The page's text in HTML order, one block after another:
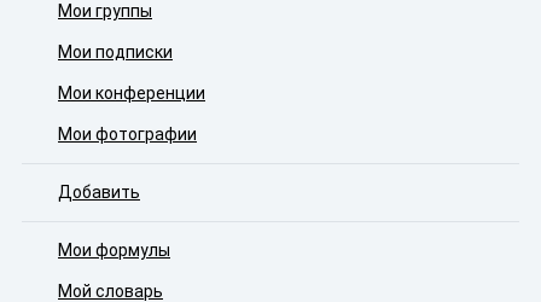
Мои группы
Мои подписки
Мои конференции
Мои фотографии
Добавить
Мои формулы
Мой словарь